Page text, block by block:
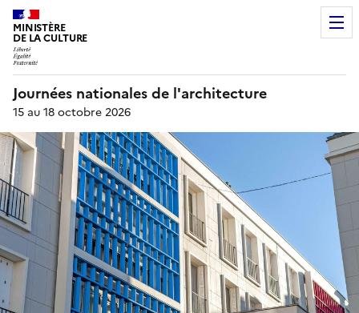
MINISTÈRE
DE LA CULTURE
Journées nationales de l'architecture
15 au 18 octobre 2026